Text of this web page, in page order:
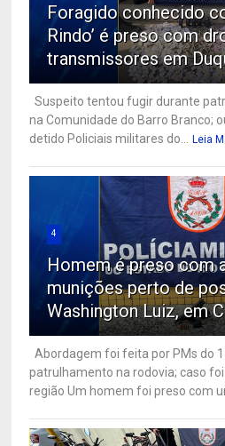
Foragido conhecido
Rindo’ é preso com
transmissores em
Suspeito tentou fugir durante
na Comunidade do Barro Branco;
detido Policiais militares do...
Leia
4
Homem é preso com
munições perto de
Washington Luiz, em
Abordagem foi feita por PMs do
patrulhamento na rodovia; caso
região Um homem foi preso com